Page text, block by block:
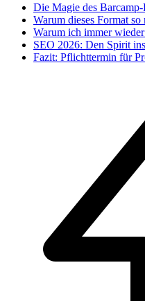
Die Magie des
Warum dieses Format so
Warum ich immer
SEO 2026: Den Spirit
Fazit: Pflichttermin für